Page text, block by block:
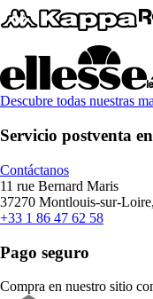
Descubre todas nuestras
Servicio postventa
Contáctanos
11 rue Bernard Maris
37270 Montlouis-sur-
+33 1 86 47 62 58
Pago seguro
Compra en nuestro sitio